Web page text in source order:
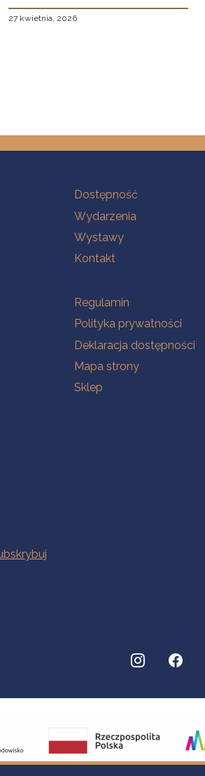
27 kwietnia, 2026
Na skróty
Dostępność
Wydarzenia
Wystawy
Kontakt
Na skróty
Regulamin
Polityka prywatności
Deklaracja dostępności
Mapa strony
Sklep